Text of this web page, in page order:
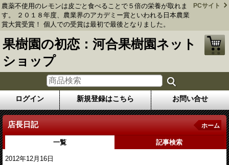
農薬不使用のレモンは皮ごと食べることで５倍の栄養が取れま
す。 ２０１８年度、農業界のアカデミー賞といわれる日本農業
賞大賞受賞！ 個人での受賞は最初で最後となりました。
PCサイト
果樹園の初恋：河合果樹園ネット
ショップ
ログイン 新規登録はこちら お問い合せ
店長日記 ホーム
一覧 記事検索
2012年12月16日